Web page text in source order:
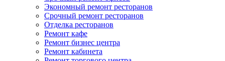
Экономный ремонт ресторанов
Срочный ремонт ресторанов
Отделка ресторанов
Ремонт кафе
Ремонт бизнес центра
Ремонт кабинета